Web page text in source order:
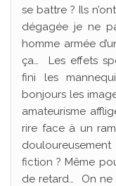
se battre ? Ils
dégagée je ne
homme armée
ça… Les effets
fini les
bonjours les
amateurisme
rire face à un
fiction ? Même
de retard… On